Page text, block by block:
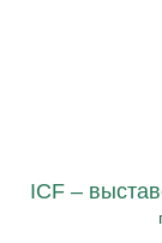
ICF –